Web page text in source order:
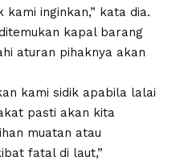
inginkan,” kata dia.
kapal barang
aturan pihaknya akan
kami sidik apabila lalai
pasti akan kita
muatan atau
fatal di laut,”